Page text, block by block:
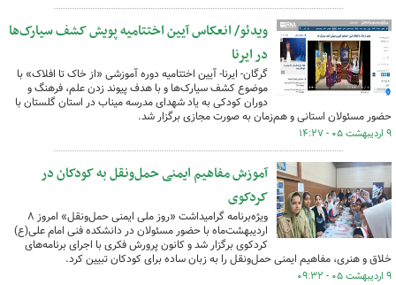
ویدئو/ انعکاس آیین اختتامیه پویش کشف سیارک‌ها
در ایرنا
گرگان- ایرنا- آیین اختتامیه دوره آموزشی «از خاک تا افلاک» با
موضوع کشف سیارک‌ها و با هدف پیوند زدن علم، فرهنگ و
دوران کودکی به یاد شهدای مدرسه میناب در استان گلستان با
حضور مسئولان استانی و هم‌زمان به صورت مجازی برگزار شد.
۹ اردیبهشت ۰۵ - ۱۴:۲۷
آموزش مفاهیم ایمنی حمل‌ونقل به کودکان در
کردکوی
ویژه‌برنامه گرامیداشت «روز ملی ایمنی حمل‌ونقل» امروز ۸
اردیبهشت‌ماه با حضور مسئولان در دانشکده فنی امام علی(ع)
کردکوی برگزار شد و کانون پرورش فکری با اجرای برنامه‌های
خلاق و هنری، مفاهیم ایمنی حمل‌ونقل را به زبان ساده برای کودکان تبیین کرد.
۹ اردیبهشت ۰۵ - ۰۹:۳۲